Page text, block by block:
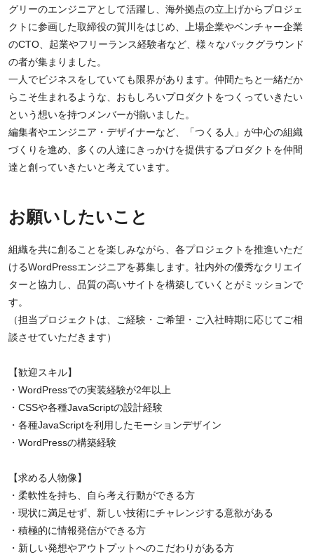
グリーのエンジニアとして活躍し、海外拠点の立上げからプロジェ
クトに参画した取締役の賀川をはじめ、上場企業やベンチャー企業
のCTO、起業やフリーランス経験者など、様々なバックグラウンド
の者が集まりました。
一人でビジネスをしていても限界があります。仲間たちと一緒だか
らこそ生まれるような、おもしろいプロダクトをつくっていきたい
という想いを持つメンバーが揃いました。
編集者やエンジニア・デザイナーなど、「つくる人」が中心の組織
づくりを進め、多くの人達にきっかけを提供するプロダクトを仲間
達と創っていきたいと考えています。
お願いしたいこと
組織を共に創ることを楽しみながら、各プロジェクトを推進いただ
けるWordPressエンジニアを募集します。社内外の優秀なクリエイ
ターと協力し、品質の高いサイトを構築していくとがミッションで
す。
（担当プロジェクトは、ご経験・ご希望・ご入社時期に応じてご相
談させていただきます）
【歓迎スキル】
・WordPressでの実装経験が2年以上
・CSSや各種JavaScriptの設計経験
・各種JavaScriptを利用したモーションデザイン
・WordPressの構築経験
【求める人物像】
・柔軟性を持ち、自ら考え行動ができる方
・現状に満足せず、新しい技術にチャレンジする意欲がある
・積極的に情報発信ができる方
・新しい発想やアウトプットへのこだわりがある方